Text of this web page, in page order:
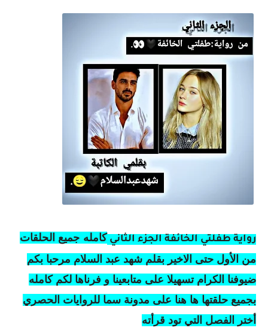
رواية طفلتي الخائفة الجزء الثاني كاملهجميع الحلقات
من الأول حتى الاخير بقلم شهد عبد السلام مرحبا بكم
ضيوفنا الكرام تسهيلا على متابعينا و فرناها لكم كامله
بجميع حلقتها ها هنا على مدونة سما للروايات الحصري
أختر الفصل التي تود قرأته